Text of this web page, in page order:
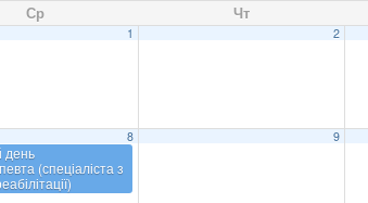
Ср Чт
1 2
8
день
(спеціаліста з
9